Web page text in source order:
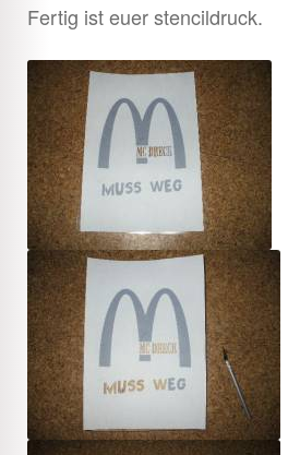
Fertig ist euer stencildruck.